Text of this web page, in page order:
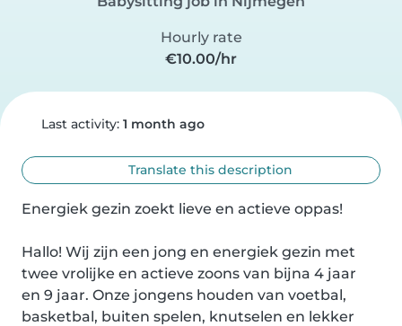
Hourly rate
€10.00/hr
Last activity: 1 month ago
Translate this description
Energiek gezin zoekt lieve en actieve oppas!
Hallo! Wij zijn een jong en energiek gezin met
twee vrolijke en actieve zoons van bijna 4 jaar
en 9 jaar. Onze jongens houden van voetbal,
basketbal, buiten spelen, knutselen en lekker